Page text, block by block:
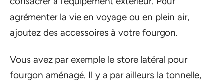
agrémenter la vie en voyage ou en plein air,
ajoutez des accessoires à votre fourgon.
Vous avez par exemple le store latéral pour
fourgon aménagé. Il y a par ailleurs la tonnelle,